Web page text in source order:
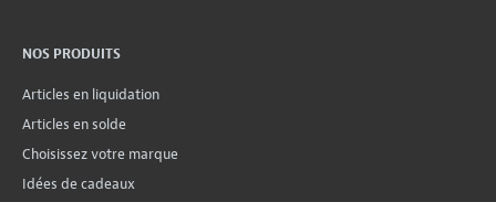
NOS PRODUITS
Articles en liquidation
Articles en solde
Choisissez votre marque
Idées de cadeaux